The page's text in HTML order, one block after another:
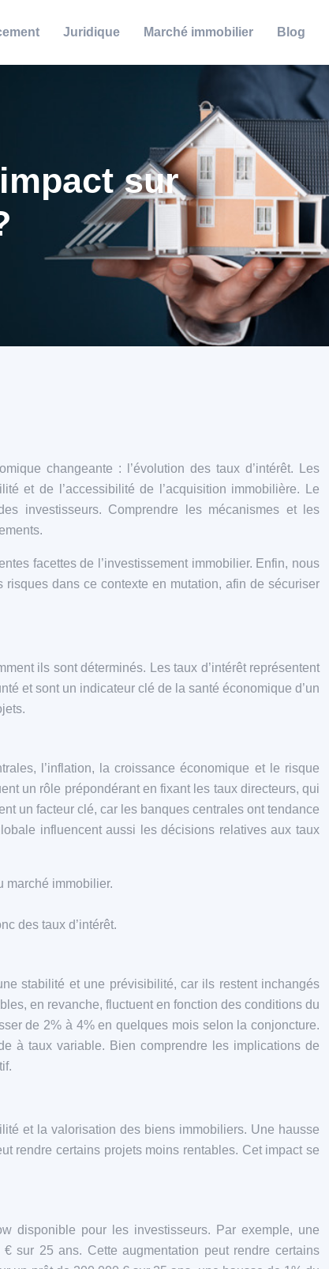
Juridique Marché immobilier Blog
sur
changeante : l’évolution des taux d’intérêt. Les
et de l’accessibilité de l’acquisition immobilière. Le
investisseurs. Comprendre les mécanismes et les
facettes de l’investissement immobilier. Enfin, nous
dans ce contexte en mutation, afin de sécuriser
ils sont déterminés. Les taux d’intérêt représentent
et sont un indicateur clé de la santé économique d’un
l’inflation, la croissance économique et le risque
un rôle prépondérant en fixant les taux directeurs, qui
un facteur clé, car les banques centrales ont tendance
influencent aussi les décisions relatives aux taux
marché immobilier.
des taux d’intérêt.
stabilité et une prévisibilité, car ils restent inchangés
en revanche, fluctuent en fonction des conditions du
de 2% à 4% en quelques mois selon la conjoncture.
à taux variable. Bien comprendre les implications de
et la valorisation des biens immobiliers. Une hausse
rendre certains projets moins rentables. Cet impact se
disponible pour les investisseurs. Par exemple, une
sur 25 ans. Cette augmentation peut rendre certains